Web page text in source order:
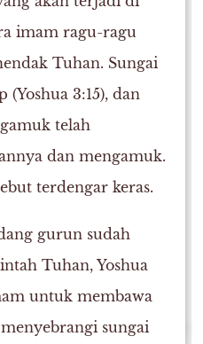
imam ragu-ragu
Tuhan. Sungai
(Yoshua 3:15), dan
telah
dan mengamuk.
terdengar keras.
gurun sudah
Tuhan, Yoshua
untuk membawa
sungai